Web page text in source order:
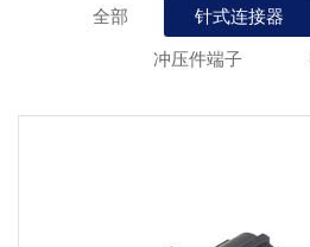
全部 针式连接器
冲压件端子